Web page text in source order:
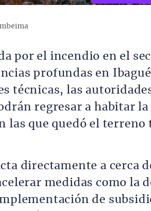
por el incendio en el
profundas en
técnicas, las
regresar a habitar la
las que quedó el terreno
directamente a cerca
medidas como la
de